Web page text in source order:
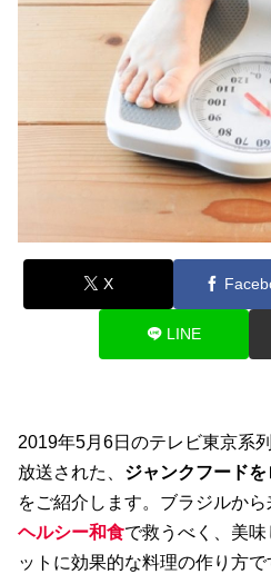
X
LINE
2019年5月6日のテレビ東京系
放送された、 ジャンクフード
をご紹介します。ブラジルか
ヘルシー和食で救うべく、美
ットに効果的な料理の作り方